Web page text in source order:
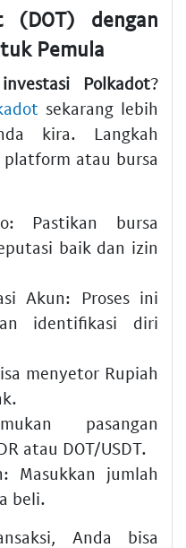
(DOT) dengan
Pemula
investasi Polkadot?
sekarang lebih
kira. Langkah
atau bursa
Pastikan bursa
baik dan izin
Akun: Proses ini
identifikasi diri
menyetor Rupiah
pasangan
atau DOT/USDT.
Masukkan jumlah
beli.
Anda bisa